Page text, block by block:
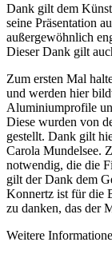
Dank gilt dem
seine Präsentation
außergewöhnlich
Dieser Dank gilt
Zum ersten Mal
und werden hier
Aluminiumprofile
Diese wurden von
gestellt. Dank gilt
Carola Mundelsee.
notwendig, die die
gilt der Dank dem
Konnertz ist für die
zu danken, das der
Weitere